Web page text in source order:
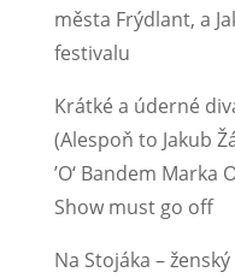
města Frýdlant, a
festivalu
Krátké a úderné
(Alespoň to Jakub
’O‘ Bandem
Show must go off
Na Stojáka –